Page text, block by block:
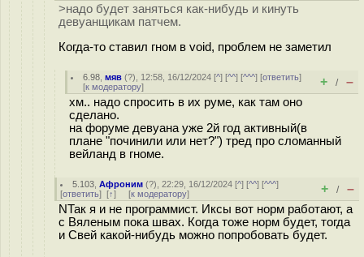
>надо будет заняться как-нибудь и кинуть
девуанщикам патчем.
Когда-то ставил гном в void, проблем не заметил
6.98 ,мяв (?), 12:58, 16/12/2024 [^] [^^] [^^^] [ответить]
[к модератору] + / –
хм.. надо спросить в их руме, как там оно
сделано.
на форуме девуана уже 2й год активный(в
плане "починили или нет?") тред про сломанный
вейланд в гноме.
5.103 ,Афроним (?), 22:29, 16/12/2024 [^] [^^] [^^^]
[ответить] [↑] [к модератору] + / –
NТак я и не программист. Иксы вот норм работают, а
с Вяленым пока швах. Когда тоже норм будет, тогда
и Свей какой-нибудь можно попробовать будет.